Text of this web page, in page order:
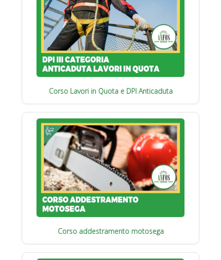
Corso Lavori in Quota e DPI Anticaduta
Corso addestramento motosega